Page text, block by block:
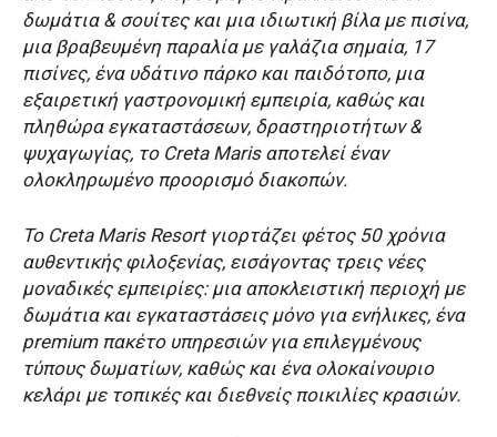
δωμάτια & σουίτες και μια ιδιωτική βίλα με πισίνα,
μια βραβευμένη παραλία με γαλάζια σημαία, 17
πισίνες, ένα υδάτινο πάρκο και παιδότοπο, μια
εξαιρετική γαστρονομική εμπειρία, καθώς και
πληθώρα εγκαταστάσεων, δραστηριοτήτων &
ψυχαγωγίας, το Creta Maris αποτελεί έναν
ολοκληρωμένο προορισμό διακοπών.
Το Creta Maris Resort γιορτάζει φέτος 50 χρόνια
αυθεντικής φιλοξενίας, εισάγοντας τρεις νέες
μοναδικές εμπειρίες: μια αποκλειστική περιοχή με
δωμάτια και εγκαταστάσεις μόνο για ενήλικες, ένα
premium πακέτο υπηρεσιών για επιλεγμένους
τύπους δωματίων, καθώς και ένα ολοκαίνουριο
κελάρι με τοπικές και διεθνείς ποικιλίες κρασιών.